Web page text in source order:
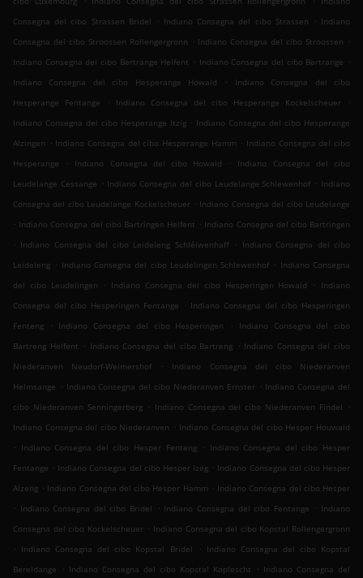
Consegna del cibo Strassen Bridel
. Indiano Consegna del cibo Strassen . Indiano
Consegna del cibo Stroossen Rollengergronn . Indiano Consegna del cibo Stroossen .
Indiano Consegna del cibo Bertrange Helfent . Indiano Consegna del cibo Bertrange .
Indiano Consegna del cibo Hesperange Howald
.
Indiano Consegna del cibo
Hesperange Fentange
. Indiano Consegna del cibo Hesperange Kockelscheuer
.
Indiano Consegna del cibo Hesperange Itzig . Indiano Consegna del cibo Hesperange
Alzingen . Indiano Consegna del cibo Hesperange Hamm . Indiano Consegna del cibo
Hesperange
. Indiano Consegna del cibo Howald .
Indiano Consegna del cibo
Leudelange Cessange . Indiano Consegna del cibo Leudelange Schlewenhof . Indiano
Consegna del cibo Leudelange Kockelscheuer . Indiano Consegna del cibo Leudelange
. Indiano Consegna del cibo Bartringen Helfent . Indiano Consegna del cibo Bartringen
. Indiano Consegna del cibo Leideleng Schléiwenhaff . Indiano Consegna del cibo
Leideleng . Indiano Consegna del cibo Leudelingen Schlewenhof . Indiano Consegna
del cibo Leudelingen
. Indiano Consegna del cibo Hesperingen Howald . Indiano
Consegna del cibo Hesperingen Fentange
. Indiano Consegna del cibo Hesperingen
Fenteng
. Indiano Consegna del cibo Hesperingen .
Indiano Consegna del cibo
Bartreng Helfent . Indiano Consegna del cibo Bartreng . Indiano Consegna del cibo
Niederanven Neudorf-Weimershof
.
Indiano Consegna del cibo Niederanven
Helmsange . Indiano Consegna del cibo Niederanven Ernster . Indiano Consegna del
cibo Niederanven Senningerberg . Indiano Consegna del cibo Niederanven Findel
.
Indiano Consegna del cibo Niederanven . Indiano Consegna del cibo Hesper Houwald
. Indiano Consegna del cibo Hesper Fenteng . Indiano Consegna del cibo Hesper
Fentange . Indiano Consegna del cibo Hesper Izeg . Indiano Consegna del cibo Hesper
Alzeng . Indiano Consegna del cibo Hesper Hamm . Indiano Consegna del cibo Hesper
. Indiano Consegna del cibo Bridel . Indiano Consegna del cibo Fentange . Indiano
Consegna del cibo Kockelscheuer . Indiano Consegna del cibo Kopstal Rollengergronn
. Indiano Consegna del cibo Kopstal Bridel . Indiano Consegna del cibo Kopstal
Bereldange
. Indiano Consegna del cibo Kopstal Koplescht . Indiano Consegna del